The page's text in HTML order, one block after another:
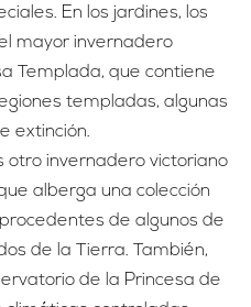
En los jardines, los
mayor invernadero
Templada, que contiene
templadas, algunas
extinción.
otro invernadero victoriano
alberga una colección
de algunos de
de la Tierra. También,
de la Princesa de